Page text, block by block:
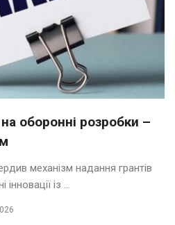
оборонні розробки –
механізм надання грантів
із ...